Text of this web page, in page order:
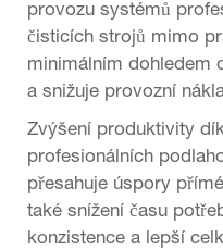
provozu systémů
čisticích strojů mimo
minimálním dohledem
a snižuje provozní
Zvýšení produktivity
profesionálních
přesahuje úspory
také snížení času
konzistence a lepší